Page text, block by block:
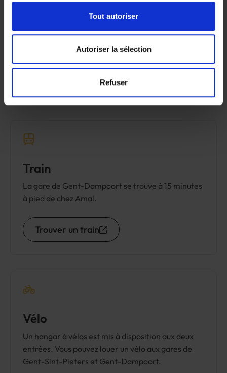
Tout autoriser
Autoriser la sélection
Refuser
L'arrêt Blekerijstraat se trouve à 200 mètres
d'Amal. Planifiez votre voyage en bus via De Lijn.
Train
La gare de Gent-Dampoort se trouve à 15 minutes
à pied de chez Amal.
Trouver un train
Vélo
Un hangar à vélos est mis à disposition aux deux
entrées. Vous pouvez louer un vélo aux gares de
Gent-Sint-Pieters et Gent-Dampoort.